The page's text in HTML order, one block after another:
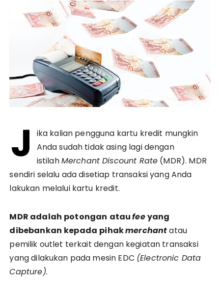
J
ika kalian pengguna kartu kredit mungkin
Anda sudah tidak asing lagi dengan
istilahMerchant Discount Rate (MDR). MDR
sendiri selalu ada disetiap transaksi yang Anda
lakukan melalui kartu kredit.
MDR adalah potongan ataufeeyang
dibebankan kepada pihakmerchantatau
pemilik outlet terkait dengan kegiatan transaksi
yang dilakukan pada mesin EDC (Electronic Data
Capture).